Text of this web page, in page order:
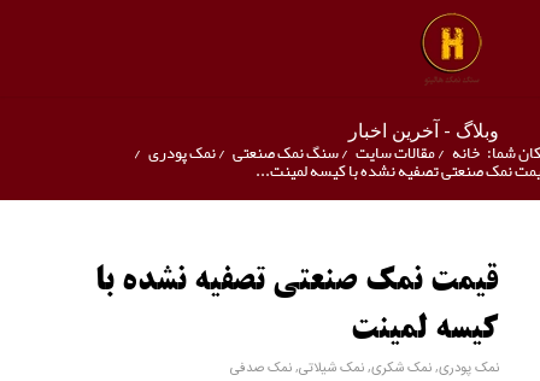
وبلاگ - آخرین اخبار
شما: خانه /مقالات سایت /سنگ نمک صنعتی /نمک پودری /
نمک صنعتی تصفیه نشده با کیسه لمینت...
قیمت نمک صنعتی تصفیه نشده با
کیسه لمینت
نمک پودری, نمک شکری, نمک شیلاتی, نمک صدفی